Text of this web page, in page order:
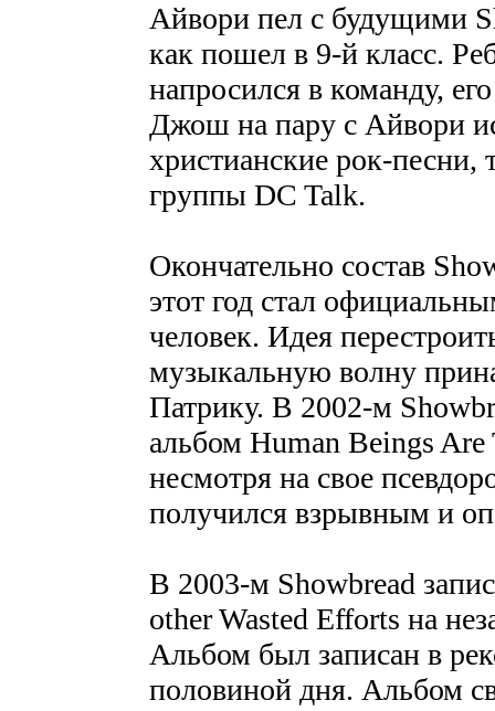
Айвори пел с будущими
как пошел в 9-й класс.
напросился в команду,
Джош на пару с Айвори
христианские рок-песни,
группы DC Talk.
Окончательно состав
этот год стал
человек. Идея
музыкальную волну
Патрику. В 2002-м
альбом Human Beings
несмотря на свое
получился взрывным и
В 2003-м Showbread
other Wasted Efforts на
Альбом был записан в
половиной дня. Альбом